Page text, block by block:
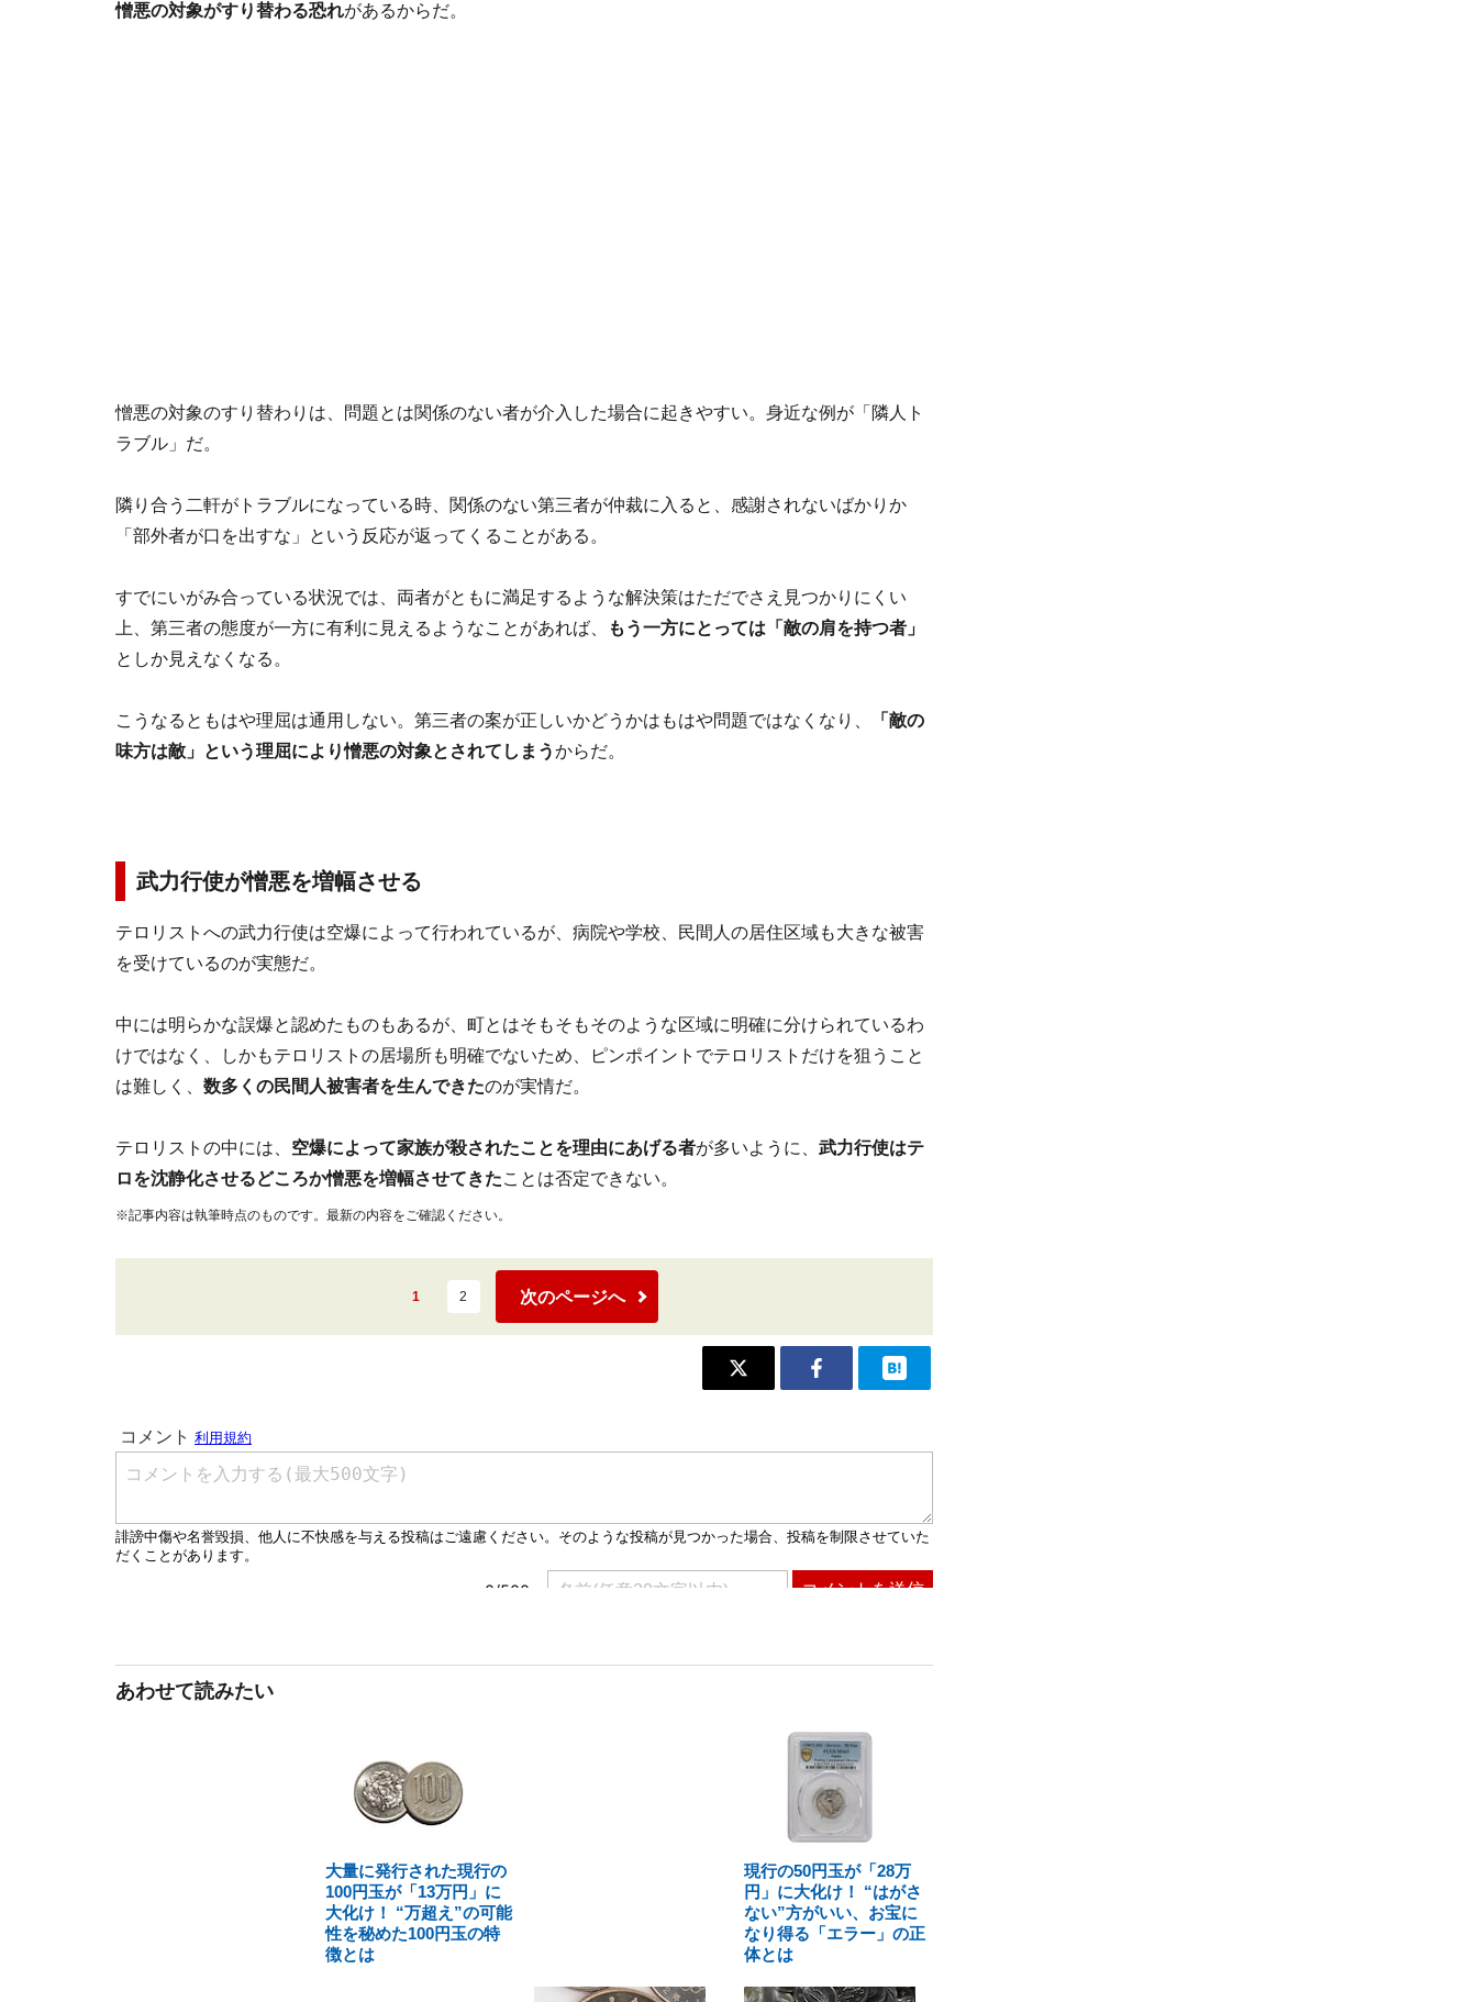
憎悪の対象がすり替わる恐れがあるからだ。
憎悪の対象のすり替わりは、問題とは関係のない者が介入した場合に起きやすい。身近な例が「隣人ト
ラブル」だ。
隣り合う二軒がトラブルになっている時、関係のない第三者が仲裁に入ると、感謝されないばかりか
「部外者が口を出すな」という反応が返ってくることがある。
すでにいがみ合っている状況では、両者がともに満足するような解決策はただでさえ見つかりにくい
上、第三者の態度が一方に有利に見えるようなことがあれば、
もう一方にとっては「敵の肩を持つ者」
としか見えなくなる。
こうなるともはや理屈は通用しない。第三者の案が正しいかどうかはもはや問題ではなくなり、
「敵の
味方は敵」という理屈により憎悪の対象とされてしまうからだ。
武力行使が憎悪を増幅させる
テロリストへの武力行使は空爆によって行われているが、病院や学校、民間人の居住区域も大きな被害
を受けているのが実態だ。
中には明らかな誤爆と認めたものもあるが、町とはそもそもそのような区域に明確に分けられているわ
けではなく、しかもテロリストの居場所も明確でないため、ピンポイントでテロリストだけを狙うこと
は難しく、 数多くの民間人被害者を生んできたのが実情だ。
テロリストの中には、 空爆によって家族が殺されたことを理由にあげる者が多いように、 武力行使はテ
ロを沈静化させるどころか憎悪を増幅させてきたことは否定できない。
※記事内容は執筆時点のものです。最新の内容をご確認ください。
1 2 次のページへ
あわせて読みたい
大量に発行された現行の
100円玉が「13万円」に
大化け！ “万超え”の可能
性を秘めた100円玉の特
徴とは
現行の50円玉が「28万
円」に大化け！ “はがさ
ない”方がいい、お宝に
なり得る「エラー」の正
体とは